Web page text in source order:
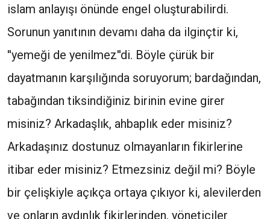
islam anlayışı önünde engel oluşturabilirdi.
Sorunun yanıtının devamı daha da ilginçtir ki,
''yemeği de yenilmez''di. Böyle çürük bir
dayatmanın karşılığında soruyorum; bardağından,
tabağından tiksindiğiniz birinin evine girer
misiniz? Arkadaşlık, ahbaplık eder misiniz?
Arkadaşınız dostunuz olmayanların fikirlerine
itibar eder misiniz? Etmezsiniz değil mi? Böyle
bir çelişkiyle açıkça ortaya çıkıyor ki, alevilerden
ve onların aydınlık fikirlerinden, yöneticiler